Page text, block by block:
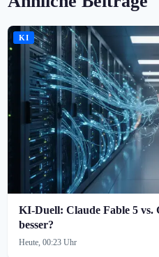
KI
KI-Duell: Claude Fable 5 vs.
besser?
Heute, 00:23 Uhr